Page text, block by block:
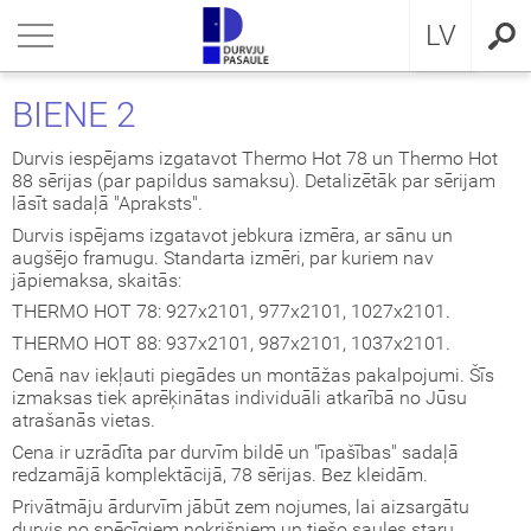
LV
RU
BIENE 2
Durvis iespējams izgatavot Thermo Hot 78 un Thermo Hot
88 sērijas (par papildus samaksu). Detalizētāk par sērijam
lāsīt sadaļā "Apraksts".
Durvis ispējams izgatavot jebkura izmēra, ar sānu un
augšējo framugu. Standarta izmēri, par kuriem nav
jāpiemaksa, skaitās:
THERMO HOT 78: 927x2101, 977x2101, 1027x2101.
THERMO HOT 88: 937x2101, 987x2101, 1037x2101.
Cenā nav iekļauti piegādes un montāžas pakalpojumi. Šīs
izmaksas tiek aprēķinātas individuāli atkarībā no Jūsu
atrašanās vietas.
Cena ir uzrādīta par durvīm bildē un "īpašības" sadaļā
redzamājā komplektācijā, 78 sērijas. Bez kleidām.
Privātmāju ārdurvīm jābūt zem nojumes, lai aizsargātu
PRIVĀTMĀJAI
TAPETES
kolekcija
durvis dzīvoklim
ārdurvis dzīvoklim
ārdurvis ar MDF
ārdurvis
64mm
ārdurvis
GLASS
INOX
CLASSIC
MODERN
durvis
izpildījuma durvis
klasika
UN STANDARD durvis
kolekcija
kolekcija
kolekcija
durvis
durvis
politika
politika